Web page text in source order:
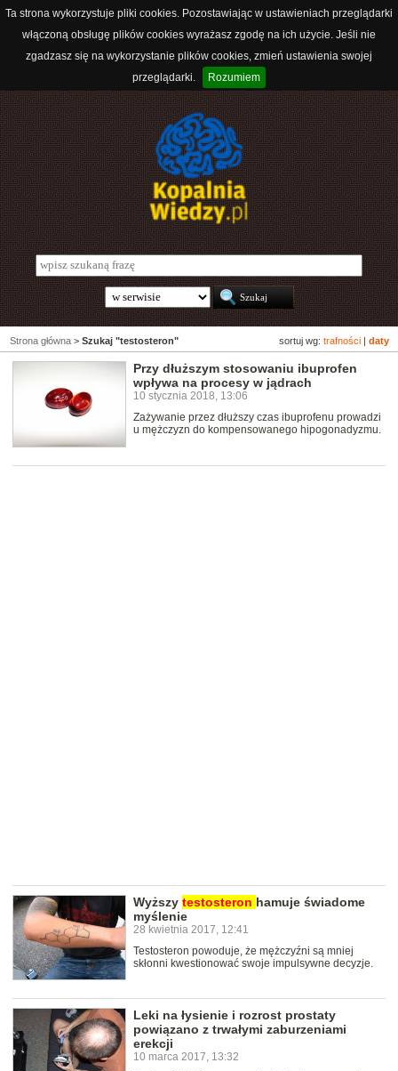
Ta strona wykorzystuje pliki cookies. Pozostawiając w ustawieniach przeglądarki
włączoną obsługę plików cookies wyrażasz zgodę na ich użycie. Jeśli nie
zgadzasz się na wykorzystanie plików cookies, zmień ustawienia swojej
przeglądarki.
Rozumiem
sortuj wg: trafności daty
Strona główna > Szukaj "testosteron"
Przy dłuższym stosowaniu ibuprofen
wpływa na procesy w jądrach
10 stycznia 2018, 13:06
Zażywanie przez dłuższy czas ibuprofenu prowadzi
u mężczyzn do kompensowanego hipogonadyzmu.
Wyższy testosteron hamuje świadome
myślenie
28 kwietnia 2017, 12:41
Testosteron powoduje, że mężczyźni są mniej
skłonni kwestionować swoje impulsywne decyzje.
Leki na łysienie i rozrost prostaty
powiązano z trwałymi zaburzeniami
erekcji
10 marca 2017, 13:32